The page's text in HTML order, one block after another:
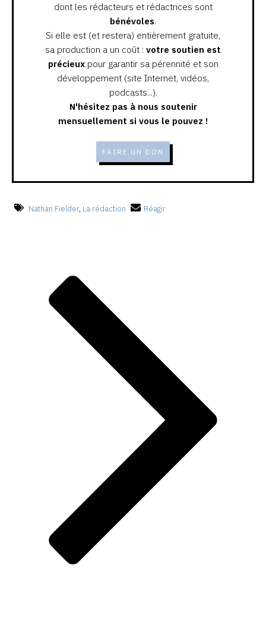
dont les rédacteurs et rédactrices sont
bénévoles.
Si elle est (et restera) entièrement gratuite,
sa production a un coût : votre soutien est
précieuxpour garantir sa pérennité et son
développement (site Internet, vidéos,
podcasts...).
N'hésitez pas à nous soutenir
mensuellement si vous le pouvez !
FAIRE UN DON
Nathan Fielder, La rédaction Réagir